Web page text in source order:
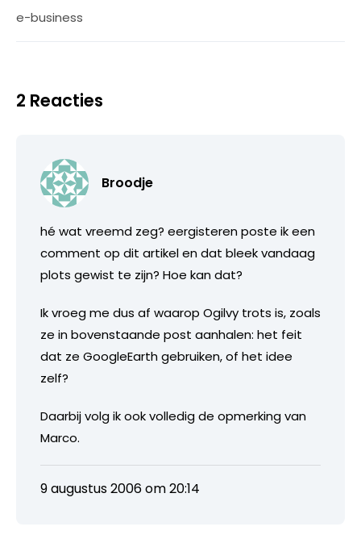
e-business
2 Reacties
Broodje
hé wat vreemd zeg? eergisteren poste ik een
comment op dit artikel en dat bleek vandaag
plots gewist te zijn? Hoe kan dat?
Ik vroeg me dus af waarop Ogilvy trots is, zoals
ze in bovenstaande post aanhalen: het feit
dat ze GoogleEarth gebruiken, of het idee
zelf?
Daarbij volg ik ook volledig de opmerking van
Marco.
9 augustus 2006 om 20:14